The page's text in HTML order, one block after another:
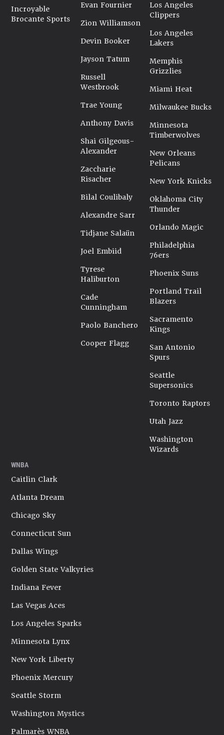
Incroyable
Brocante Sports
Evan Fournier
Zion Williamson
Devin Booker
Jayson Tatum
Russell
Westbrook
Trae Young
Anthony Davis
Shai Gilgeous-
Alexander
Zaccharie
Risacher
Bilal Coulibaly
Alexandre Sarr
Tidjane Salaün
Joel Embiid
Tyrese
Haliburton
Cade
Cunningham
Paolo Banchero
Cooper Flagg
Los Angeles
Clippers
Los Angeles
Lakers
Memphis
Grizzlies
Miami Heat
Milwaukee Bucks
Minnesota
Timberwolves
New Orleans
Pelicans
New York Knicks
Oklahoma City
Thunder
Orlando Magic
Philadelphia
76ers
Phoenix Suns
Portland Trail
Blazers
Sacramento
Kings
San Antonio
Spurs
Seattle
Supersonics
Toronto Raptors
Utah Jazz
Washington
Wizards
WNBA
Caitlin Clark
Atlanta Dream
Chicago Sky
Connecticut Sun
Dallas Wings
Golden State Valkyries
Indiana Fever
Las Vegas Aces
Los Angeles Sparks
Minnesota Lynx
New York Liberty
Phoenix Mercury
Seattle Storm
Washington Mystics
Palmarès WNBA